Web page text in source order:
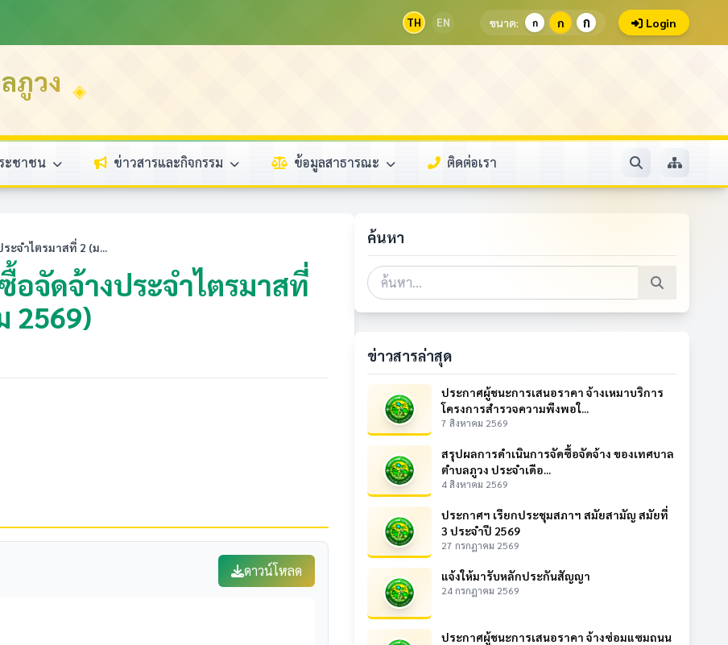
TH EN ขนาด: ก ก ก Login
ภูวง
ะชาชน ข่าวสารและกิจกรรม ข้อมูลสาธารณะ ติดต่อเรา
ะจำไตรมาสที่ 2 (ม...
จัดจ้างประจำไตรมาสที่
2569)
ดาวน์โหลด
ค้นหา
ข่าวสารล่าสุด
ประกาศผู้ชนะการเสนอราคา จ้างเหมาบริการ
โครงการสำรวจความพึงพอใ...
7 สิงหาคม 2569
สรุปผลการดำเนินการจัดซื้อจัดจ้าง ของเทศบาล
ตำบลภูวง ประจำเดือ...
4 สิงหาคม 2569
ประกาศฯ เรียกประชุมสภาฯ สมัยสามัญ สมัยที่
3 ประจำปี 2569
27 กรกฎาคม 2569
แจ้งให้มารับหลักประกันสัญญา
24 กรกฎาคม 2569
ประกาศผู้ชนะการเสนอราคา จ้างซ่อมแซมถนน